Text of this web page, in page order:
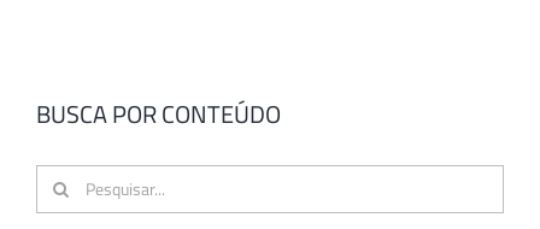
BUSCA POR CONTEÚDO
Buscar
resultados